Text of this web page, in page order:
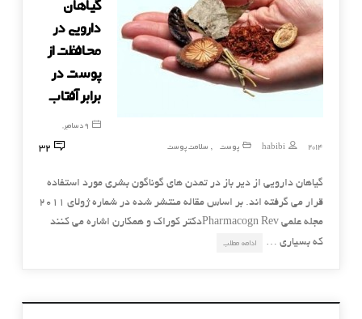
گیاهان
دارویی در
محافظت از
پوست در
برابر آفتاب
9 دسامبر,
2014
habibi پوست , سلامت پوست 32
گیاهان دارویی از دیر باز در تمدن های گوناگون بشری مورد استفاده
قرار می گرفته اند. بر اساس مقاله منتشر شده در شماره ژولای ۲۰۱۱
مجله علمی Pharmacogn Revدکتر کوراک و همکارن اشاره می کنند
که بسیاری …
ادامه مطلب